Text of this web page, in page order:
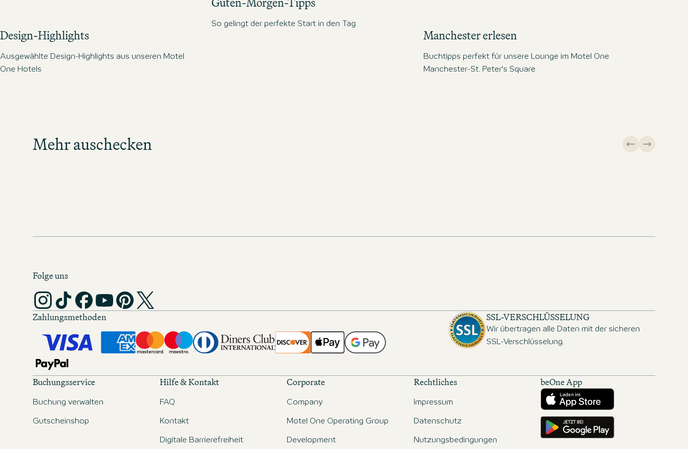
Design-Highlights
Ausgewählte Design-Highlights aus unseren Motel
One Hotels
So gelingt der perfekte Start in den Tag
Manchester erlesen
Buchtipps perfekt für unsere Lounge im Motel One
Manchester-St. Peter's Square
Mehr auschecken
Folge uns
Zahlungsmethoden SSL-VERSCHLÜSSELUNG
Wir übertragen alle Daten mit der sicheren
SSL-Verschlüsselung.
Buchungsservice
Buchung verwalten
Gutscheinshop
Hilfe & Kontakt
FAQ
Kontakt
Digitale Barrierefreiheit
Corporate
Company
Motel One Operating Group
Development
Rechtliches
Impressum
Datenschutz
Nutzungsbedingungen
beOne App
Herunterladen aus dem App Store
Hole es dir auf Google Play